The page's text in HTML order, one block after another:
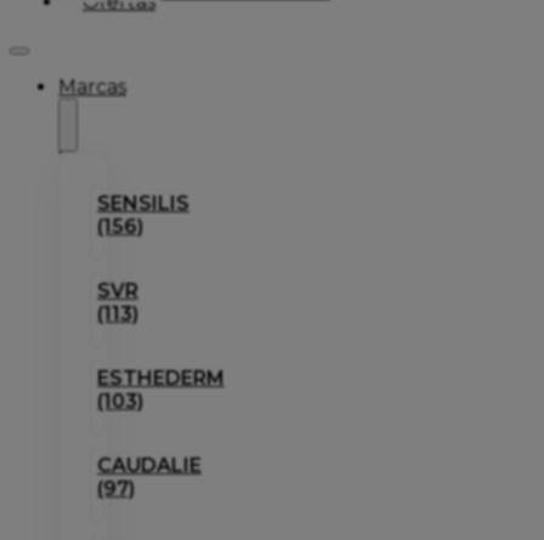
Marcas
SENSILIS
(156)
SVR
(113)
ESTHEDERM
(103)
CAUDALIE
(97)